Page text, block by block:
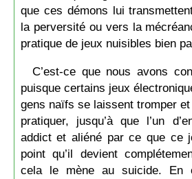
que ces démons lui
la perversité ou vers la
pratique de jeux nuisibles bien
C’est-ce que nous avons
puisque certains jeux
gens naïfs se laissent tromper
pratiquer, jusqu’à que l’un
addict et aliéné par ce que ce
point qu’il devient
cela le mène au suicide. En